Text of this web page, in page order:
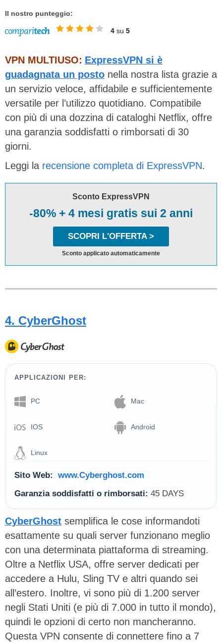
Il nostro punteggio:
4 su 5
VPN MULTIUSO: ExpressVPN si è
guadagnata un posto nella nostra lista grazie a
un servizio veloce, affidabile e sufficientemente
versatile per l’utilizzo quotidiano. Compatibile
con più di una dozzina di cataloghi Netflix, offre
una garanzia soddisfatti o rimborsati di 30
giorni.
Leggi la recensione completa di ExpressVPN.
Sconto ExpressVPN
-80% + 4 mesi gratis sui 2 anni
SCOPRI L'OFFERTA >
Sconto applicato automaticamente
4. CyberGhost
APPLICAZIONI PER:
PC Mac
IOS Android
Linux
Sito Web:
www.Cyberghost.com
Garanzia soddisfatti o rimborsati: 45 DAYS
CyberGhost semplifica le cose informandoti
esattamente su quali server funzionano meglio
con una determinata piattaforma di streaming.
Oltre a Netflix USA, offre server dedicati per
accedere a Hulu, Sling TV e altri quando sei
all’estero. Inoltre, vi sono più di 1.200 server
negli Stati Uniti (e più di 7.000 in tutto il mondo),
quindi le opzioni di certo non mancheranno.
Questa VPN consente di connettere fino a 7